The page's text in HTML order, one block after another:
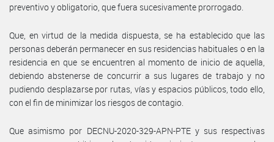
preventivo y obligatorio, que fuera sucesivamente prorrogado.
Que, en virtud de la medida dispuesta, se ha establecido que las
personas deberán permanecer en sus residencias habituales o en la
residencia en que se encuentren al momento de inicio de aquella,
debiendo abstenerse de concurrir a sus lugares de trabajo y no
pudiendo desplazarse por rutas, vías y espacios públicos, todo ello,
con el fin de minimizar los riesgos de contagio.
Que asimismo por DECNU-2020-329-APN-PTE y sus respectivas